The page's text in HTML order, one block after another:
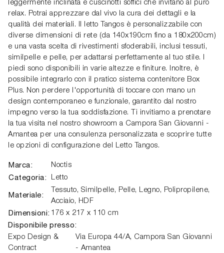
leggermente inclinata e cuscinotti soffici che invitano al puro
relax. Potrai apprezzare dal vivo la cura dei dettagli e la
qualità dei materiali. Il letto Tangos è personalizzabile con
diverse dimensioni di rete (da 140x190cm fino a 180x200cm)
e una vasta scelta di rivestimenti sfoderabili, inclusi tessuti,
similpelle e pelle, per adattarsi perfettamente al tuo stile. I
piedi sono disponibili in varie altezze e finiture. Inoltre, è
possibile integrarlo con il pratico sistema contenitore Box
Plus. Non perdere l'opportunità di toccare con mano un
design contemporaneo e funzionale, garantito dal nostro
impegno verso la tua soddisfazione. Ti invitiamo a prenotare
la tua visita nel nostro showroom a Campora San Giovanni -
Amantea per una consulenza personalizzata e scoprire tutte
le opzioni di configurazione del Letto Tangos.
Marca: Noctis
Categoria: Letto
Materiale:
Tessuto, Similpelle, Pelle, Legno, Polipropilene,
Acciaio, HDF
Dimensioni: 176 x 217 x 110 cm
Disponibile presso:
Expo Design &
Contract
Via Europa 44/A, Campora San Giovanni
- Amantea